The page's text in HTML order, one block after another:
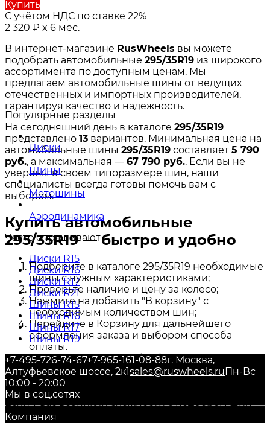
Купить
С учётом НДС по ставке 22%
2 320 ₽ x 6 мес.
В интернет-магазине RusWheels вы можете
подобрать автомобильные 295/35R19 из широкого
ассортимента по доступным ценам. Мы
предлагаем автомобильные шины от ведущих
отечественных и импортных производителей,
гарантируя качество и надежность.
На сегодняшний день в каталоге 295/35R19
представлено 13 вариантов. Минимальная цена на
автомобильные шины 295/35R19 составляет 5 790
руб., а максимальная — 67 790 руб.. Если вы не
уверены в своем типоразмере шин, наши
специалисты всегда готовы помочь вам с
выбором.
Купить автомобильные
295/35R19 — быстро и удобно
Подберите в каталоге 295/35R19 необходимые
шины с нужным характеристиками;
Проверьте наличие и цену за колесо;
Нажмите на добавить "В корзину" с
необходимым количеством шин;
Перейдите в Корзину для дальнейшего
оформления заказа и выбором способа
оплаты.
Наши специалисты обработают Ваш Заказ и
свяжутся с Вами для подтверждения сроков и
способа доставки.
Если у вас возникли сложности с подбором шин
для автомобиля, позвоните нашим специалистам
Популярные разделы
Диски
Шины
Мотошины
Аэродинамика
Часто спрашивают
Диски R15
Диски R16
Диски R17
Диски R21
Шины R15
Шины R16
Шины R17
Шины R19
+7-495-726-74-67+7-965-161-08-88г. Москва,
Алтуфьевское шоссе, 2к1sales@ruswheels.ruПн-Вс
10:00 - 20:00
Мы в соц.сетях
Компания